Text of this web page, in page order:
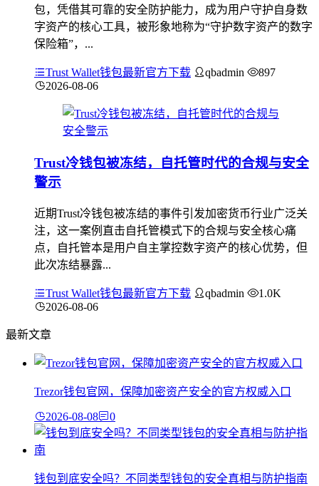
包，凭借其可靠的安全防护能力，成为用户守护自身数
字资产的核心工具，被形象地称为“守护数字资产的数字
保险箱”，...
Trust Wallet钱包最新官方下载 qbadmin
897
2026-08-06
Trust冷钱包被冻结，自托管时代的合规与安全
警示
近期Trust冷钱包被冻结的事件引发加密货币行业广泛关
注，这一案例直击自托管模式下的合规与安全核心痛
点，自托管本是用户自主掌控数字资产的核心优势，但
此次冻结暴露...
Trust Wallet钱包最新官方下载 qbadmin
1.0K
2026-08-06
最新文章
Trezor钱包官网，保障加密资产安全的官方权威入口
2026-08-08 0
钱包到底安全吗？不同类型钱包的安全真相与防护指南